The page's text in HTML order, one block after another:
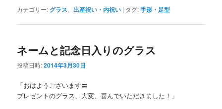
カテゴリー: グラス 、出産祝い・内祝い | タグ:手形・足型
ネームと記念日入りのグラス
投稿日時:2014年3月30日
「おはようございます〓
プレゼントのグラス、大変、喜んでいただきました！」